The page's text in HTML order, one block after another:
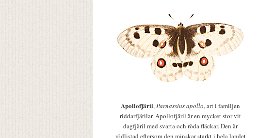
Apollofjäril,Parnassius apollo, art i familjen
riddarfjärilar. Apollofjäril är en mycket stor vit
dagfjäril med svarta och röda fläckar. Den är